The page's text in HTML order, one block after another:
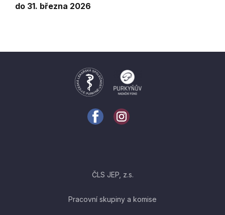
do 31. března 2026
ČLS JEP, z.s.
Pracovní skupiny a komise